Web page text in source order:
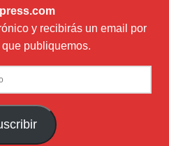
y recibirás un email por
publiquemos.